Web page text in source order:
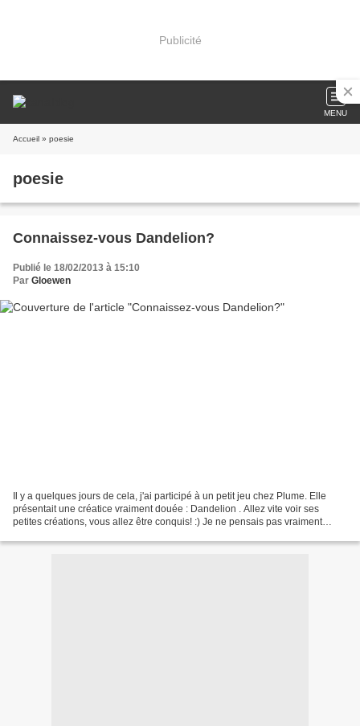
Publicité
MENU
Accueil » poesie
poesie
Connaissez-vous Dandelion?
Publié le 18/02/2013 à 15:10
Par Gloewen
Il y a quelques jours de cela, j'ai participé à un petit jeu chez Plume. Elle
présentait une créatice vraiment douée : Dandelion . Allez vite voir ses
petites créations, vous allez être conquis! :) Je ne pensais pas vraiment